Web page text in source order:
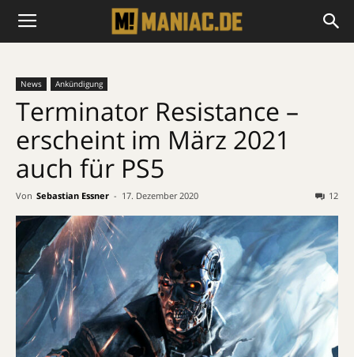
News Ankündigung
Terminator Resistance –
erscheint im März 2021
auch für PS5
Von Sebastian Essner - 17. Dezember 2020 12